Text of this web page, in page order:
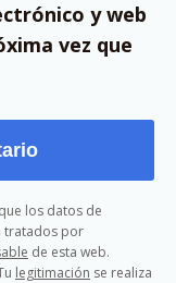
y web
vez que
los datos de
tratados por
de esta web.
legitimación se realiza